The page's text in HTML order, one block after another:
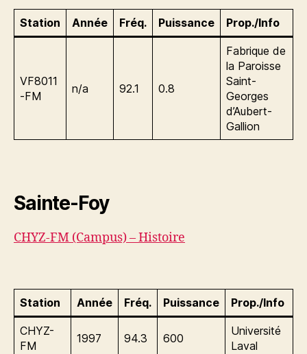
Station Année Fréq. Puissance Prop./Info
VF8011
-FM
n/a 92.1 0.8
Fabrique de
la Paroisse
Saint-
Georges
d’Aubert-
Gallion
Sainte-Foy
CHYZ-FM (Campus) – Histoire
Station Année Fréq. Puissance Prop./Info
CHYZ-
FM
1997 94.3 600
Université
Laval